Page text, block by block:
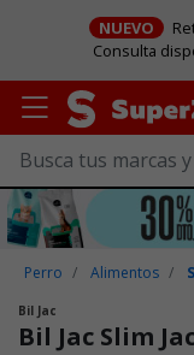
NUEVO
Consulta
Perro Alimentos
Bil Jac
Bil Jac Slim